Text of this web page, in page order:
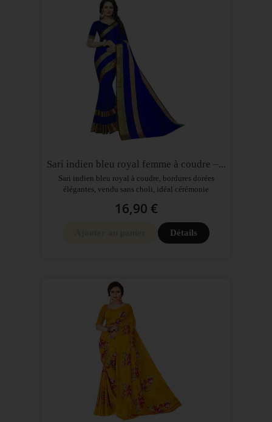
Sari indien bleu royal femme à coudre –...
Sari indien bleu royal à coudre, bordures dorées
élégantes, vendu sans choli, idéal cérémonie
16,90 €
Détails